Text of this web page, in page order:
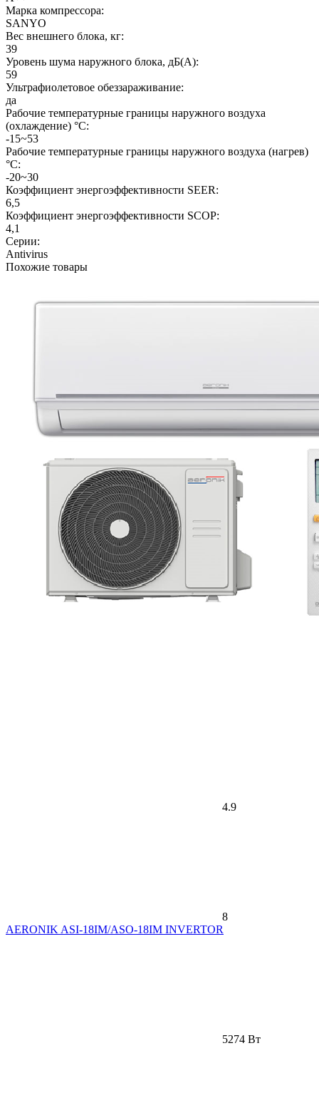
Марка компрессора:
SANYO
Вес внешнего блока, кг:
39
Уровень шума наружного блока, дБ(А):
59
Ультрафиолетовое обеззараживание:
да
Рабочие температурные границы наружного воздуха
(охлаждение) °C:
-15~53
Рабочие температурные границы наружного воздуха (нагрев)
°C:
-20~30
Коэффициент энергоэффективности SEER:
6,5
Коэффициент энергоэффективности SCOP:
4,1
Серии:
Antivirus
Похожие товары
4.9
8
AERONIK ASI-18IM/ASO-18IM INVERTOR
5274 Вт